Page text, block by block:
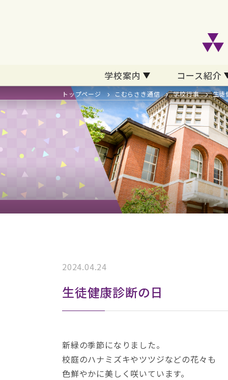
学校案内 コース紹介
トップページ こむらさき通信 学校行事 生徒
2024.04.24
生徒健康診断の日
新緑の季節になりました。
校庭のハナミズキやツツジなどの花々も
色鮮やかに美しく咲いています。